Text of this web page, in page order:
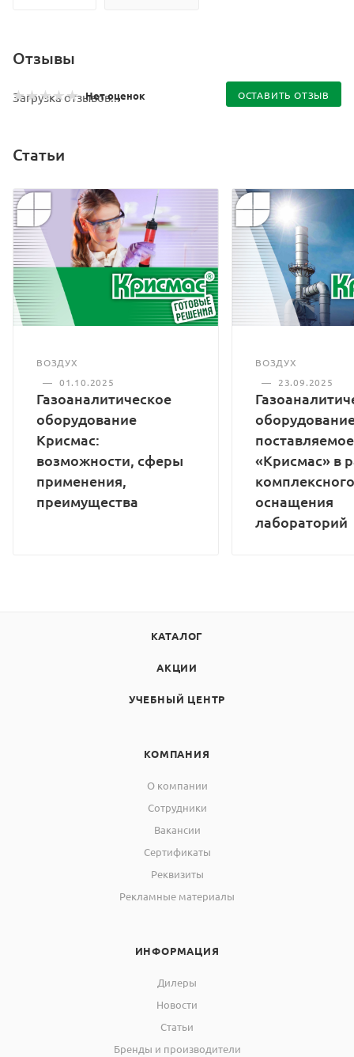
Отзывы
Нет оценок ОСТАВИТЬ ОТЗЫВ
Загрузка отзывов...
Статьи
ВОЗДУХ
— 01.10.2025
Газоаналитическое
оборудование
Крисмас:
возможности, сферы
применения,
преимущества
ВОЗДУХ
—
23.09.2025
«Крисмас» в
комплексного
оснащения
лабораторий
КАТАЛОГ
АКЦИИ
УЧЕБНЫЙ ЦЕНТР
КОМПАНИЯ
О компании
Сотрудники
Вакансии
Сертификаты
Реквизиты
Рекламные материалы
ИНФОРМАЦИЯ
Дилеры
Новости
Статьи
Бренды и производители